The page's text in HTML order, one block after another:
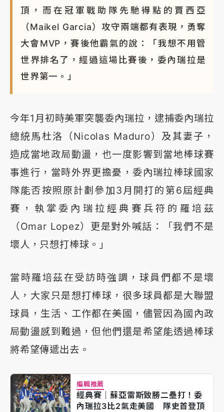
頂，而在冠軍戰助隊先馳得點的賈西亞
（Maikel Garcia）攻守兩端都有表現，勇奪
大會MVP，賽後他霸氣的說：「我想不用管
世界排名了，經過這場比賽後，委內瑞拉是
世界第一。」
今年1月初時美軍突襲委內瑞拉，逮捕委內瑞拉
總統馬杜洛（Nicolas Maduro）及其妻子，
造成當地政局動盪，也一度影響到當地棒球賽
事進行，當時外界更擔憂，委內瑞拉棒球國家
隊能否按照原計劃參加3月開打的第6屆經典
賽，執掌委內瑞拉經典賽兵符的羅培茲
（Omar Lopez）更是對外喊話：「我們不是
壞人，只想打棒球。」
當時羅培茲在受訪時強調，球員們都不是壞
人，大家只是想打棒球，很多球員都是大聯盟
球員，生活、工作都在美國，儘管因為國內政
局動盪感到難過，但他們還是希望能透過棒球
將希望傳遞出去。
編輯推薦
經典賽｜蘇亞雷斯致勝二壘打！委
內瑞拉3比2氣走美國 隊史首登頂